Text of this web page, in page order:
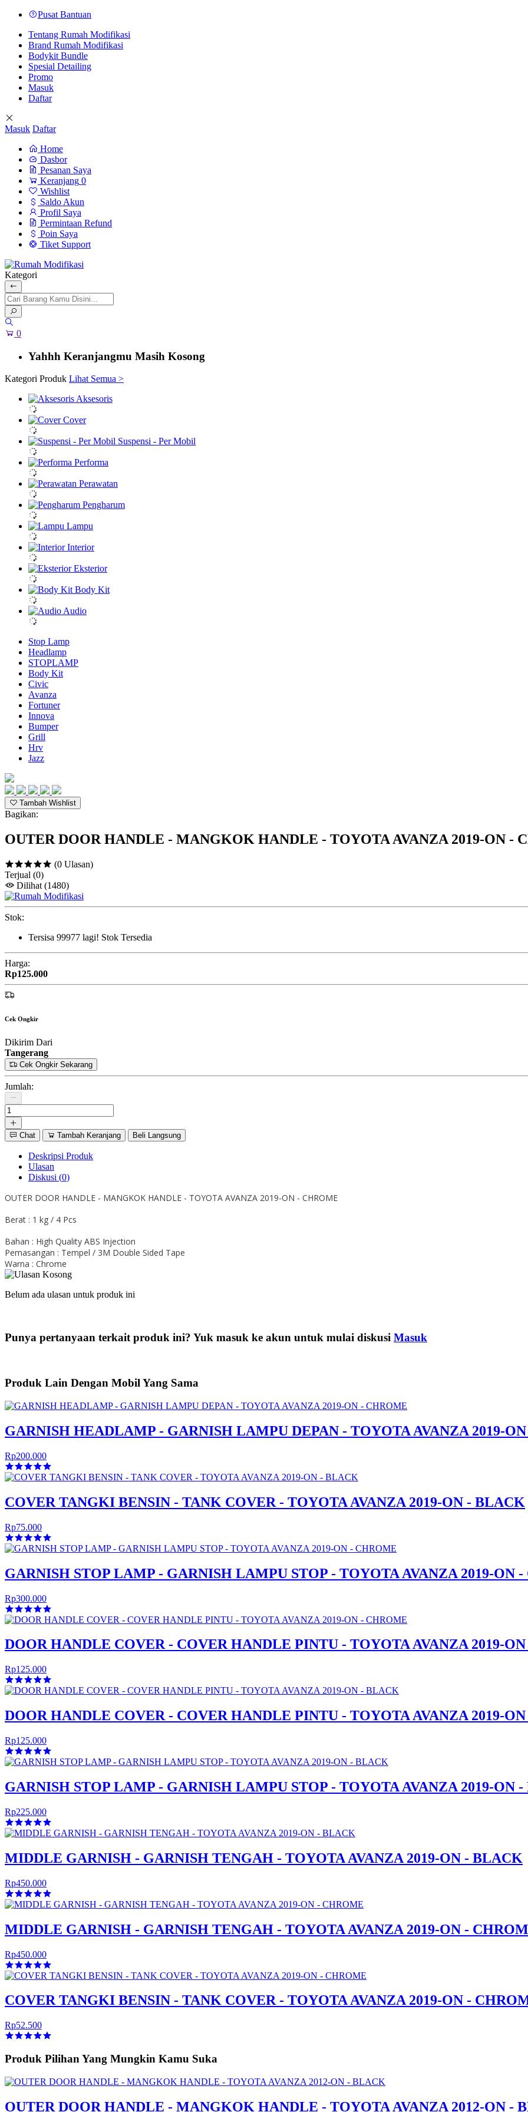
Pusat Bantuan
Tentang Rumah Modifikasi
Brand Rumah Modifikasi
Bodykit Bundle
Spesial Detailing
Promo
Masuk
Daftar
Masuk Daftar
Home
Dasbor
Pesanan Saya
Keranjang 0
Wishlist
Saldo Akun
Profil Saya
Permintaan Refund
Poin Saya
Tiket Support
Kategori
0
Yahhh Keranjangmu Masih Kosong
Kategori Produk Lihat Semua >
Aksesoris
Cover
Suspensi - Per Mobil
Performa
Perawatan
Pengharum
Lampu
Interior
Eksterior
Body Kit
Audio
Stop Lamp
Headlamp
STOPLAMP
Body Kit
Civic
Avanza
Fortuner
Innova
Bumper
Grill
Hrv
Jazz
Tambah Wishlist
Bagikan:
OUTER DOOR HANDLE - MANGKOK HANDLE - TOYOTA AVANZA 2019-ON -
(0 Ulasan)
Terjual (0)
Dilihat (1480)
Stok:
Tersisa 99977 lagi! Stok Tersedia
Harga:
Rp125.000
Cek Ongkir
Dikirim Dari
Tangerang
Cek Ongkir Sekarang
Jumlah:
Chat Tambah Keranjang Beli Langsung
Deskripsi Produk
Ulasan
Diskusi (0)
OUTER DOOR HANDLE - MANGKOK HANDLE - TOYOTA AVANZA 2019-ON - CHROME
Berat : 1 kg / 4 Pcs
Bahan : High Quality ABS Injection
Pemasangan : Tempel / 3M Double Sided Tape
Warna : Chrome
Belum ada ulasan untuk produk ini
Punya pertanyaan terkait produk ini? Yuk masuk ke akun untuk mulai diskusi Masuk
Produk Lain Dengan Mobil Yang Sama
GARNISH HEADLAMP - GARNISH LAMPU DEPAN - TOYOTA AVANZA 2019-
Rp200.000
COVER TANGKI BENSIN - TANK COVER - TOYOTA AVANZA 2019-ON - BLACK
Rp75.000
GARNISH STOP LAMP - GARNISH LAMPU STOP - TOYOTA AVANZA 2019-ON
Rp300.000
DOOR HANDLE COVER - COVER HANDLE PINTU - TOYOTA AVANZA 2019-
Rp125.000
DOOR HANDLE COVER - COVER HANDLE PINTU - TOYOTA AVANZA 2019-
Rp125.000
GARNISH STOP LAMP - GARNISH LAMPU STOP - TOYOTA AVANZA 2019-ON
Rp225.000
MIDDLE GARNISH - GARNISH TENGAH - TOYOTA AVANZA 2019-ON - BLACK
Rp450.000
MIDDLE GARNISH - GARNISH TENGAH - TOYOTA AVANZA 2019-ON -
Rp450.000
COVER TANGKI BENSIN - TANK COVER - TOYOTA AVANZA 2019-ON -
Rp52.500
Produk Pilihan Yang Mungkin Kamu Suka
OUTER DOOR HANDLE - MANGKOK HANDLE - TOYOTA AVANZA 2012-ON -